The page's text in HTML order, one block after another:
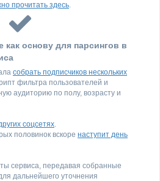
прочитать здесь.
основу для парсингов в
собрать подписчиков нескольких
фильтра пользователей и
аудиторию по полу, возрасту и
соцсетях.
половинок вскоре наступит день
сервиса, передавая собранные
дальнейшего уточнения